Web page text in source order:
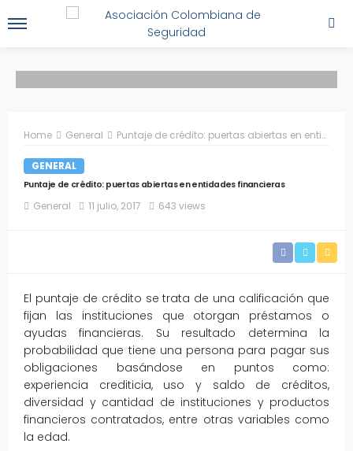
Home General Puntaje de crédito: puertas abiertas en entidades financieras
GENERAL
Puntaje de crédito: puertas abiertas en entidades financieras
General 11 julio, 2017 643 views
El puntaje de crédito se trata de una calificación que
fijan las instituciones que otorgan préstamos o
ayudas financieras. Su resultado determina la
probabilidad que tiene una persona para pagar sus
obligaciones basándose en puntos como:
experiencia crediticia, uso y saldo de créditos,
diversidad y cantidad de instituciones y productos
financieros contratados, entre otras variables como
la edad.